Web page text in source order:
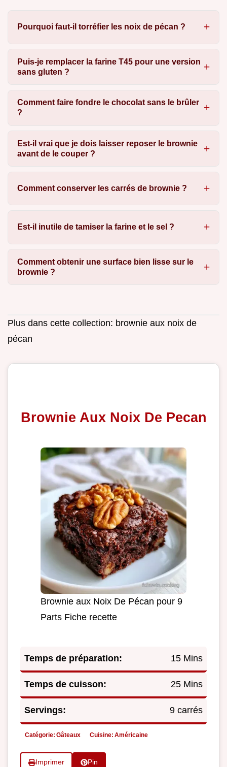
Pourquoi faut-il torréfier les noix de pécan ?
Puis-je remplacer la farine T45 pour une version
sans gluten ?
Comment faire fondre le chocolat sans le brûler
?
Est-il vrai que je dois laisser reposer le brownie
avant de le couper ?
Comment conserver les carrés de brownie ?
Est-il inutile de tamiser la farine et le sel ?
Comment obtenir une surface bien lisse sur le
brownie ?
Plus dans cette collection: brownie aux noix de
pécan
Brownie Aux Noix De Pecan
Brownie aux Noix De Pécan pour 9
Parts Fiche recette
Temps de préparation: 15 Mins
Temps de cuisson: 25 Mins
Servings: 9 carrés
Catégorie: Gâteaux Cuisine: Américaine
Imprimer Pin